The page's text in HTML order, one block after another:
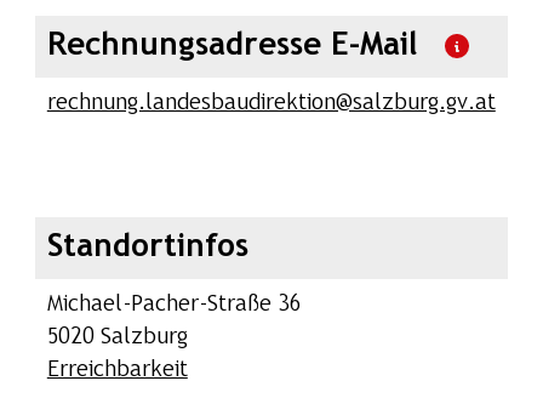
Rechnungsadresse E-Mail
rechnung.landesbaudirektion@salzburg.gv.at
Standortinfos
Michael-Pacher-Straße 36
5020 Salzburg
Erreichbarkeit